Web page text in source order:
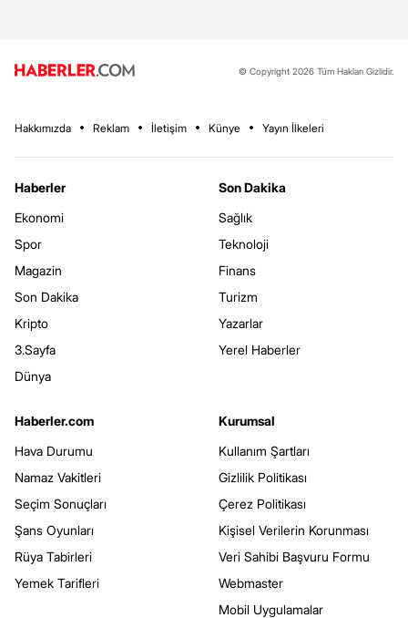
© Copyright 2026 Tüm Hakları Gizlidir.
Hakkımızda Reklam İletişim Künye Yayın İlkeleri
Haberler
Ekonomi
Spor
Magazin
Son Dakika
Kripto
3.Sayfa
Dünya
Son Dakika
Sağlık
Teknoloji
Finans
Turizm
Yazarlar
Yerel Haberler
Haberler.com
Hava Durumu
Namaz Vakitleri
Seçim Sonuçları
Şans Oyunları
Rüya Tabirleri
Yemek Tarifleri
Kurumsal
Kullanım Şartları
Gizlilik Politikası
Çerez Politikası
Kişisel Verilerin Korunması
Veri Sahibi Başvuru Formu
Webmaster
Mobil Uygulamalar